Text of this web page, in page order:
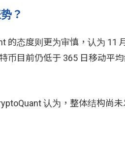
？
的态度则更为审慎，认为
币目前仍低于 365 日移动平
认为，整体结构尚